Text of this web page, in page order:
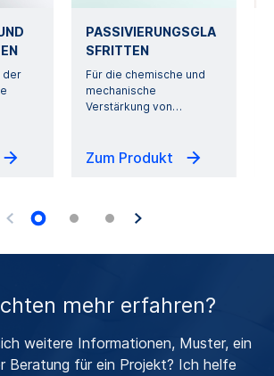
der
PASSIVIERUNGSGLA
SFRITTEN
Für die chemische und
mechanische
Verstärkung von…
Zum Produkt
mehr erfahren?
weitere Informationen, Muster, ein
Beratung für ein Projekt? Ich helfe